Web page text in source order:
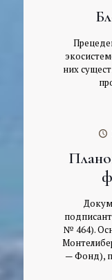
них
№ 464).
— Фонд),